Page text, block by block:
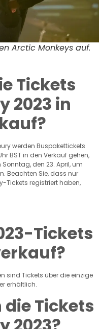
Arctic Monkeys auf.
Tickets
2023 in
werden Buspakettickets
BST in den Verkauf gehen,
den 23. April, um
Beachten Sie, dass nur
Tickets registriert haben,
Tickets
sind Tickets über die einzige
erhältlich.
Tickets